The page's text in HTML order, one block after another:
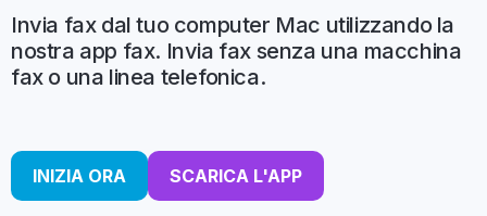
Invia fax dal tuo computer Mac utilizzando la
nostra app fax. Invia fax senza una macchina
fax o una linea telefonica.
INIZIA ORA SCARICA L'APP